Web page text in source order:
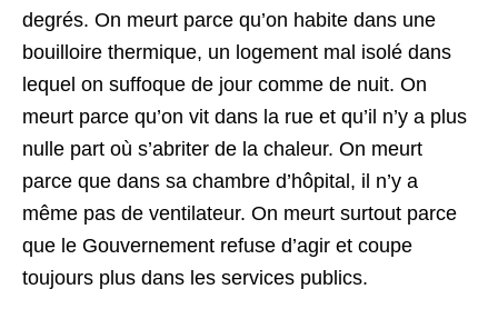
degrés. On meurt parce qu’on habite dans une
bouilloire thermique, un logement mal isolé dans
lequel on suffoque de jour comme de nuit. On
meurt parce qu’on vit dans la rue et qu’il n’y a plus
nulle part où s’abriter de la chaleur. On meurt
parce que dans sa chambre d’hôpital, il n’y a
même pas de ventilateur. On meurt surtout parce
que le Gouvernement refuse d’agir et coupe
toujours plus dans les services publics.